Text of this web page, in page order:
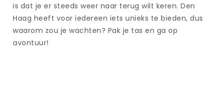
is dat je er steeds weer naar terug wilt keren. Den
Haag heeft voor iedereen iets unieks te bieden, dus
waarom zou je wachten? Pak je tas en ga op
avontuur!